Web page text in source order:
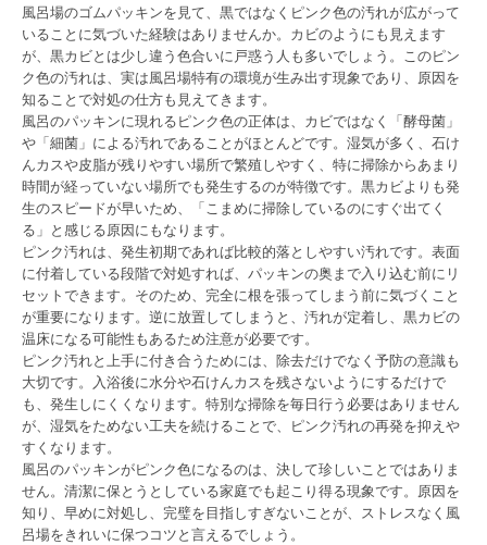
風呂場のゴムパッキンを見て、黒ではなくピンク色の汚れが広がって
いることに気づいた経験はありませんか。カビのようにも見えます
が、黒カビとは少し違う色合いに戸惑う人も多いでしょう。このピン
ク色の汚れは、実は風呂場特有の環境が生み出す現象であり、原因を
知ることで対処の仕方も見えてきます。
風呂のパッキンに現れるピンク色の正体は、カビではなく「酵母菌」
や「細菌」による汚れであることがほとんどです。湿気が多く、石け
んカスや皮脂が残りやすい場所で繁殖しやすく、特に掃除からあまり
時間が経っていない場所でも発生するのが特徴です。黒カビよりも発
生のスピードが早いため、「こまめに掃除しているのにすぐ出てく
る」と感じる原因にもなります。
ピンク汚れは、発生初期であれば比較的落としやすい汚れです。表面
に付着している段階で対処すれば、パッキンの奥まで入り込む前にリ
セットできます。そのため、完全に根を張ってしまう前に気づくこと
が重要になります。逆に放置してしまうと、汚れが定着し、黒カビの
温床になる可能性もあるため注意が必要です。
ピンク汚れと上手に付き合うためには、除去だけでなく予防の意識も
大切です。入浴後に水分や石けんカスを残さないようにするだけで
も、発生しにくくなります。特別な掃除を毎日行う必要はありません
が、湿気をためない工夫を続けることで、ピンク汚れの再発を抑えや
すくなります。
風呂のパッキンがピンク色になるのは、決して珍しいことではありま
せん。清潔に保とうとしている家庭でも起こり得る現象です。原因を
知り、早めに対処し、完璧を目指しすぎないことが、ストレスなく風
呂場をきれいに保つコツと言えるでしょう。